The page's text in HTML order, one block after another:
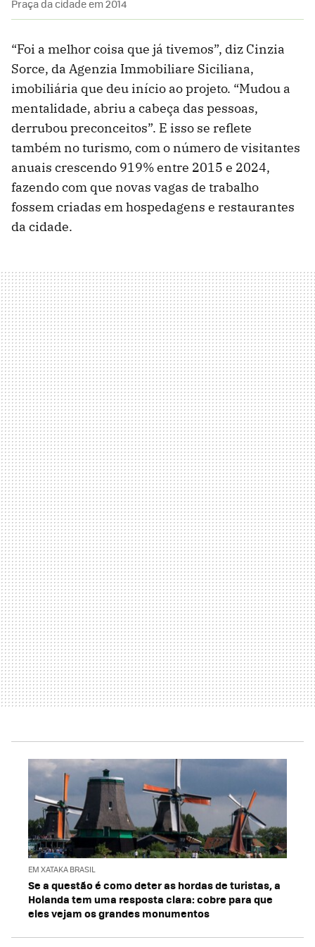
Praça da cidade em 2014
“Foi a melhor coisa que já tivemos”, diz Cinzia
Sorce, da Agenzia Immobiliare Siciliana,
imobiliária que deu início ao projeto. “Mudou a
mentalidade, abriu a cabeça das pessoas,
derrubou preconceitos”. E isso se reflete
também no turismo, com o número de visitantes
anuais crescendo 919% entre 2015 e 2024,
fazendo com que novas vagas de trabalho
fossem criadas em hospedagens e restaurantes
da cidade.
EM XATAKA BRASIL
Se a questão é como deter as hordas de turistas, a
Holanda tem uma resposta clara: cobre para que
eles vejam os grandes monumentos